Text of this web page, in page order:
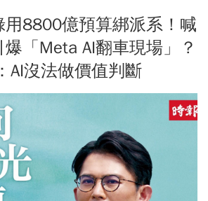
8800億預算綁派系！喊
「Meta AI翻車現場」？
AI沒法做價值判斷